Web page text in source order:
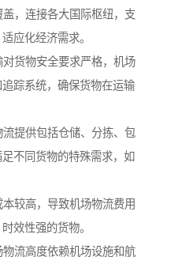
，连接各大国际枢纽，支
应化经济需求。
货物安全要求严格，机场
踪系统，确保货物在运输
提供包括仓储、分拣、包
不同货物的特殊需求，如
较高，导致机场物流费用
效性强的货物。
流高度依赖机场设施和航